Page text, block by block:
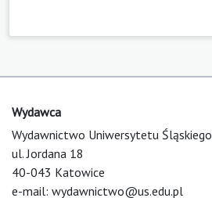
Wydawca
Wydawnictwo Uniwersytetu Śląskiego
ul. Jordana 18
40-043 Katowice
e-mail: wydawnictwo@us.edu.pl